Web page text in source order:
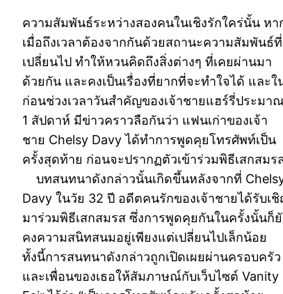
ความสัมพันธ์ระหว่างสองคนในเชิงรักใคร่นั้น หา
เมื่อถึงเวลาต้องจากกันด้วยสถานะความสัมพันธ์ที่
เปลี่ยนไป ทำให้หวนคิดถึงสิ่งต่างๆ ที่เคยผ่านมา
ด้วยกัน และคงเป็นเรื่องที่ยากที่จะทำใจได้ และใ
ก่อนช่วงเวลาวันสำคัญของเจ้าชายแฮร์รี่ประมาณ
1 สัปดาห์ มีข่าวคราวลือกันว่า แฟนเก่าของเจ้า
ชาย Chelsy Davy ได้ทำการพูดคุยโทรศัพท์เป็น
ครั้งสุดท้าย ก่อนจะปรากฏตัวเข้าร่วมพิธีเสกสมร
บทสนทนาดังกล่าวนั้นเกิดขึ้นหลังจากที่
Davy ในวัย 32 ปี อดีตคนรักของเจ้าชายได้รับเ
มาร่วมพิธีเสกสมรส ซึ่งการพูดคุยกันในครั้งนั้นก็ยั
คงความสนิทสนมอยู่เพียงแต่เปลี่ยนไปเล็กน้อย
ทั้งนี้การสนทนาดังกล่าวถูกเปิดเผยผ่านครอบครัว
และเพื่อนของเธอให้สัมภาษณ์กับเว็บไซต์ Vanity